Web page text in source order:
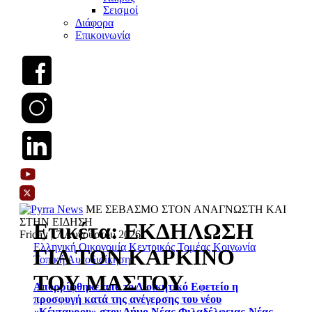
Σεισμοί
Διάφορα
Επικοινωνία
ΜΕ ΣΕΒΑΣΜΟ ΣΤΟΝ ΑΝΑΓΝΩΣΤΗ ΚΑΙ
ΣΤΗΝ ΕΙΔΗΣΗ
Friday | 7 Αυγούστου 2026
Ελληνική Οικονομία Κεντρικός Τομέας Κοινωνία
Τοπική Αυτοδιοίκηση
Απορρίφθηκε από το Διοικητικό Εφετείο η
προσφυγή κατά της ανέγερσης του νέου
Ετικέτα:ΕΚΔΗΛΩΣΗ
ΓΙΑ ΤΟΝ ΚΑΡΚΙΝΟ
ΤΟΥ ΜΑΣΤΟΥ